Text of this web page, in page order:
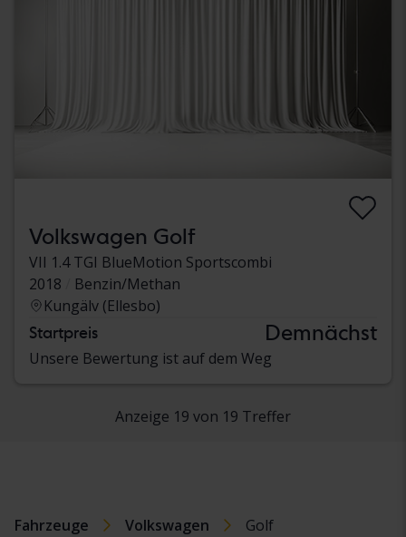
Volkswagen Golf
VII 1.4 TGI BlueMotion Sportscombi
2018
Benzin/Methan
Kungälv (Ellesbo)
Startpreis Demnächst
Unsere Bewertung ist auf dem Weg
Anzeige 19 von 19 Treffer
Fahrzeuge Volkswagen Golf